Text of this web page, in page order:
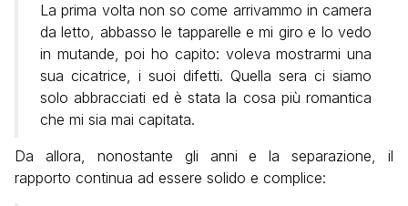
La prima volta non so come arrivammo in camera
da letto, abbasso le tapparelle e mi giro e lo vedo
in mutande, poi ho capito: voleva mostrarmi una
sua cicatrice, i suoi difetti. Quella sera ci siamo
solo abbracciati ed è stata la cosa più romantica
che mi sia mai capitata.
Da allora, nonostante gli anni e la separazione, il
rapporto continua ad essere solido e complice: